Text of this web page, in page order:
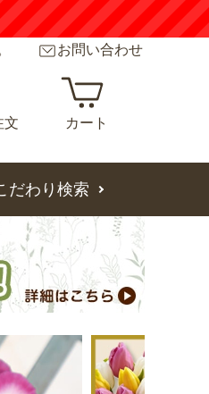
お問い合わせ
文 カート
だわり検索
カボチャ スイート
タックル(R) （約6
粒） 実咲 袋
続きを見る
2024年に弊社農場で「スイ
26日でも葉が青々と残って
残っているのは農薬の跡で
す）
この写真のように一面葉が
残っていると、日光が直接
果実に当たらずきれいな色
収穫できます。
味は甘くてカボチャの中で
もおいしいので、ぜひ栽培